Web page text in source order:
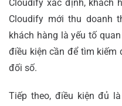
Cloudify xác định, khách
Cloudify mới thu doanh
khách hàng là yếu tố
điều kiện cần để tìm kiếm
đối số.
Tiếp theo, điều kiện đủ